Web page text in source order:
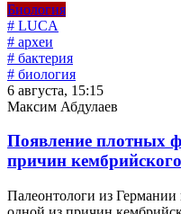
Биология
# LUCA
# археи
# бактерия
# биология
6 августа, 15:15
Максим Абдулаев
Появление плотных
причин
Палеонтологи из